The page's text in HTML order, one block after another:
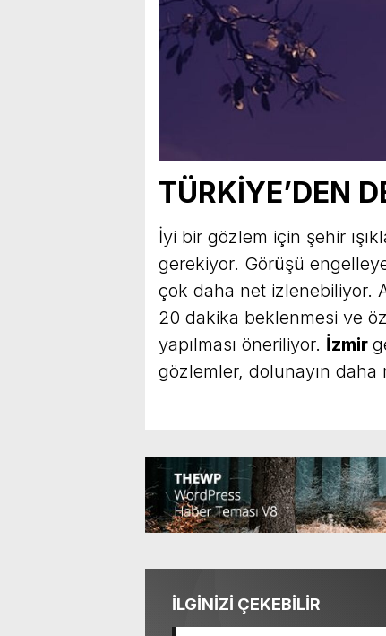
TÜRKİYE’DEN
İyi bir gözlem için şehir
gerekiyor. Görüşü
çok daha net izlenebiliyor.
20 dakika beklenmesi ve
yapılması öneriliyor. İzmir
gözlemler, dolunayın
İLGİNİZİ ÇEKEBİLİR